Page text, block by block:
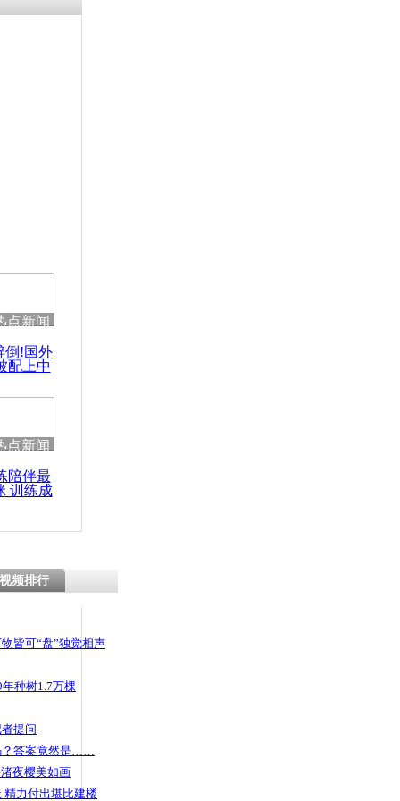
点新闻
倒!国外
配上中
点新闻
陪伴最
训练成
频排行
皆可“盘”独觉相声
种树1.7万棵
提问
？答案竟然是……
夜樱美如画
精力付出堪比建楼